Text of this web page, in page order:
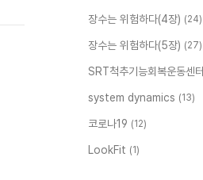
장수는 위험하다(4장) (24)
장수는 위험하다(5장) (27)
SRT척추기능회복운동센터
system dynamics (13)
코로나19 (12)
LookFit (1)